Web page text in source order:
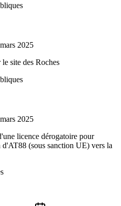
2025
site des Roches
2025
licence dérogatoire pour
(sous sanction UE) vers la